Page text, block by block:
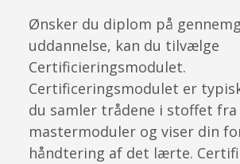
Ønsker du diplom på
uddannelse, kan du tilvælge
Certificieringsmodulet.
Certificeringsmodulet er
du samler trådene i stoffet fra
mastermoduler og viser din
håndtering af det lærte.